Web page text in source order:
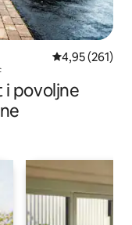
Prosječna
4,95 (261)
i povoljne